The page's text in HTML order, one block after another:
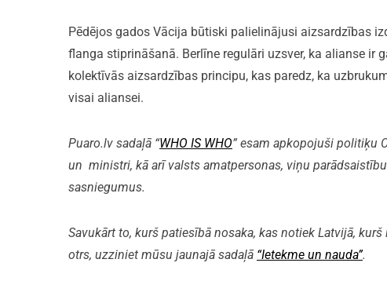
Pēdējos gados Vācija būtiski palielinājusi aizsardzības
flanga stiprināšanā. Berlīne regulāri uzsver, ka alianse ir
kolektīvās aizsardzības principu, kas paredz, ka
visai aliansei.
Puaro.lv sadaļā “WHO IS WHO” esam apkopojuši politiķu
un ministri, kā arī valsts amatpersonas, viņu
sasniegumus.
Savukārt to, kurš patiesībā nosaka, kas notiek Latvijā,
otrs, uzziniet mūsu jaunajā sadaļā “Ietekme un nauda”.